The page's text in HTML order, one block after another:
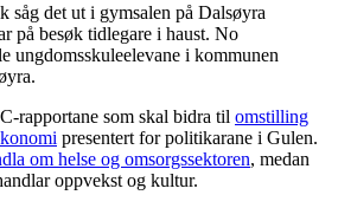
det ut i gymsalen på Dalsøyra
på besøk tidlegare i haust. No
ungdomsskuleelevane i kommunen
rapportane som skal bidra til omstilling
presentert for politikarane i Gulen.
om helse og omsorgssektoren, medan
oppvekst og kultur.